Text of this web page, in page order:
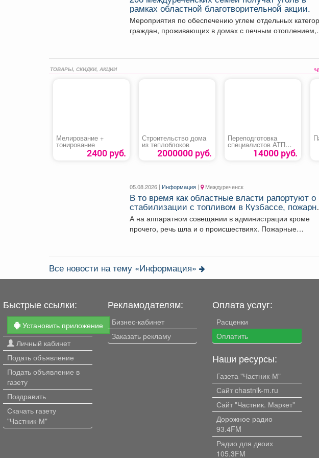
рамках областной благотворительной акции.
Мероприятия по обеспечению углем отдельных
граждан, проживающих в домах с печным отоплением,
ТОВАРЫ, СКИДКИ, АКЦИИ
Мелирование +
тонирование
2400 руб.
Строительство дома
из теплоблоков
2000000 руб.
Переподготовка
специалистов АТП
«Специалист,
ответственный за
14000 руб.
05.08.2026 | Информация | Междуреченск
В то время как областные власти рапортуют о
стабилизации с топливом в Кузбассе,
предупреждают тех, кто перестраховался и
набрал бензина и дизтоплива впрок.
А на аппаратном совещании в администрации кроме
прочего, речь шла и о происшествиях. Пожарные
Все новости на тему «Информация»
Быстрые ссылки:
Установить приложение
Личный кабинет
Подать объявление
Подать объявление в
газету
Поздравить
Скачать газету
"Частник-М"
Рекламодателям:
Бизнес-кабинет
Заказать рекламу
Оплата услуг:
Расценки
Оплатить
Наши ресурсы:
Газета "Частник-М"
Сайт chastnik-m.ru
Сайт "Частник. Маркет"
Дорожное радио
93.4FM
Радио для двоих
105.3FM